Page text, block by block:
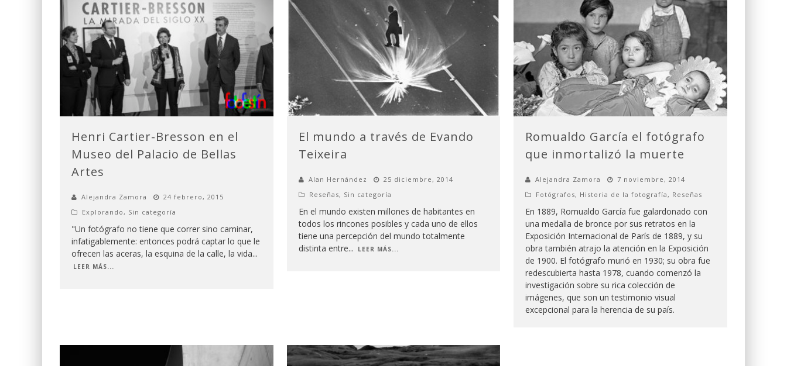
Henri Cartier-Bresson en el
Museo del Palacio de Bellas
Artes
Alejandra Zamora
24 febrero, 2015
Explorando , Sin categoría
"Un fotógrafo no tiene que correr sino caminar,
infatigablemente: entonces podrá captar lo que le
ofrecen las aceras, la esquina de la calle, la vida...
LEER MÁS...
El mundo a través de Evando
Teixeira
Alan Hernández
25 diciembre, 2014
Reseñas, Sin categoría
En el mundo existen millones de habitantes en
todos los rincones posibles y cada uno de ellos
tiene una percepción del mundo totalmente
distinta entre... LEER MÁS...
Romualdo García el fotógrafo
que inmortalizó la muerte
Alejandra Zamora
7 noviembre, 2014
Fotógrafos, Historia de la fotografía , Reseñas
En 1889, Romualdo García fue galardonado con
una medalla de bronce por sus retratos en la
Exposición Internacional de París de 1889, y su
obra también atrajo la atención en la Exposición
de 1900. El fotógrafo murió en 1930; su obra fue
redescubierta hasta 1978, cuando comenzó la
investigación sobre su rica colección de
imágenes, que son un testimonio visual
excepcional para la herencia de su país.